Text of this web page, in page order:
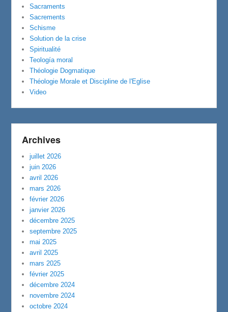
Sacraments
Sacrements
Schisme
Solution de la crise
Spiritualité
Teología moral
Théologie Dogmatique
Théologie Morale et Discipline de l'Eglise
Video
Archives
juillet 2026
juin 2026
avril 2026
mars 2026
février 2026
janvier 2026
décembre 2025
septembre 2025
mai 2025
avril 2025
mars 2025
février 2025
décembre 2024
novembre 2024
octobre 2024